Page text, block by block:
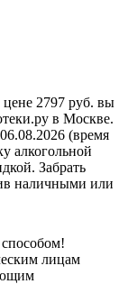
2797 руб. вы
в Москве.
(время
алкогольной
Забрать
наличными или
лицам